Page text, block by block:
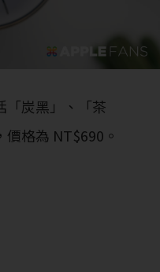
「炭黑」、「茶
格為 NT$690。